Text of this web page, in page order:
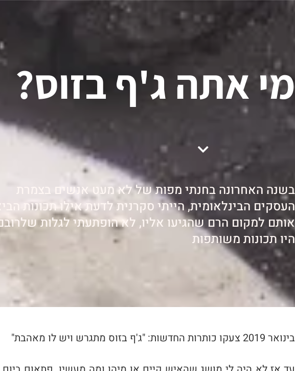
מי אתה ג'ף בזוס?
בשנה האחרונה בחנתי מפות של לא מעט אנשים בצמרת
העסקים הבינלאומית, הייתי סקרנית לדעת אילו תכונות
אותם למקום הרם שהגיעו אליו, לא הופתעתי לגלות
היו תכונות משותפות
בינואר 2019 צעקו כותרות החדשות: "ג'ף בזוס מתגרש ויש לו מאהבת"